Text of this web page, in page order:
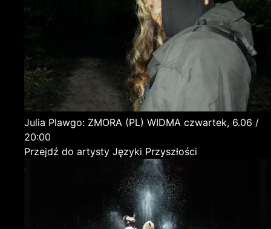
Julia Plawgo: ZMORA (PL) WIDMA czwartek, 6.06 /
20:00
Przejdź do artysty Języki Przyszłości